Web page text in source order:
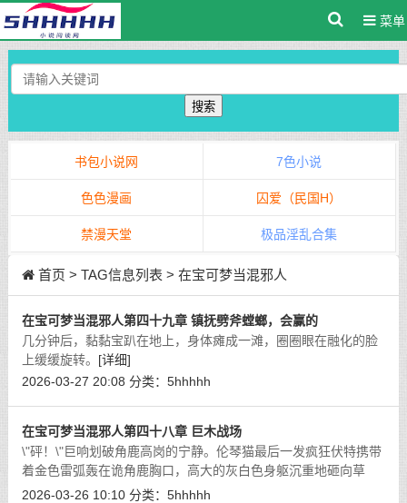
菜单
搜索
书包小说网 7色小说
色色漫画 囚爱（民国H）
禁漫天堂 极品淫乱合集
首页 > TAG信息列表 > 在宝可梦当混邪人
在宝可梦当混邪人第四十九章 镇抚劈斧螳螂，会赢的
几分钟后，黏黏宝趴在地上，身体瘫成一滩，圈圈眼在融化的脸
上缓缓旋转。 [详细]
2026-03-27 20:08 分类： 5hhhhh
在宝可梦当混邪人第四十八章 巨木战场
\"砰！\"巨响划破角鹿高岗的宁静。伦琴猫最后一发疯狂伏特携带
着金色雷弧轰在诡角鹿胸口，高大的灰白色身躯沉重地砸向草
地，扬起一片尘土。圈圈眼在那双深邃的瞳孔中旋转，王者的骄
2026-03-26 10:10 分类： 5hhhhh